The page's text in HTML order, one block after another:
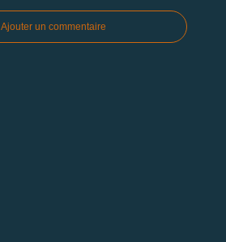
Ajouter un commentaire